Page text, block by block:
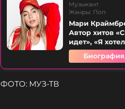
Музыкант
Жанры: Поп
Мари
Автор хитов
идет», «Я
ФОТО: МУЗ-ТВ